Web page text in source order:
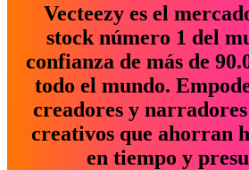
Vecteezy es el
stock número 1 del
confianza de más de
todo el mundo.
creadores y
creativos que ahorran
en tiempo y